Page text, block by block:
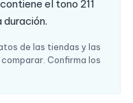
el tono 211
duración.
de las tiendas y las
Confirma los